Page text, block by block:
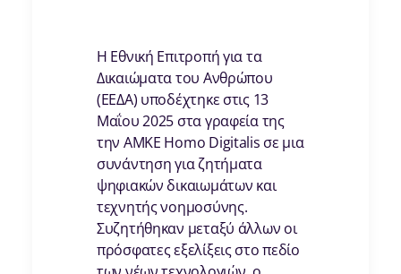
Η Εθνική Επιτροπή για τα
Δικαιώματα του Ανθρώπου
(ΕΕΔΑ) υποδέχτηκε στις 13
Μαΐου 2025 στα γραφεία της
την ΑΜΚΕ Homo Digitalis σε μια
συνάντηση για ζητήματα
ψηφιακών δικαιωμάτων και
τεχνητής νοημοσύνης.
Συζητήθηκαν μεταξύ άλλων οι
πρόσφατες εξελίξεις στο πεδίο